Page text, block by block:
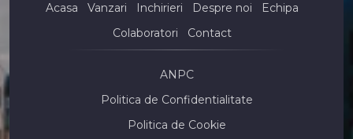
Spatii comerciale de inchiriat in Constanta ICIL
Spatii comerciale de inchiriat in Agigea
Spatii comerciale de inchiriat in Constanta Zona Industriala
Spatii comerciale de inchiriat in Constanta Faleza Nord
Spatii comerciale de inchiriat in Constanta Gara
Acasa Vanzari Inchirieri Despre noi
Echipa
Colaboratori
Contact
ANPC
Politica de Confidentialitate
Politica de Cookie